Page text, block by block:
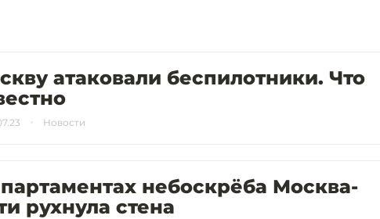
атаковали беспилотники. Что
Новости
небоскрёба Москва-
рухнула стена